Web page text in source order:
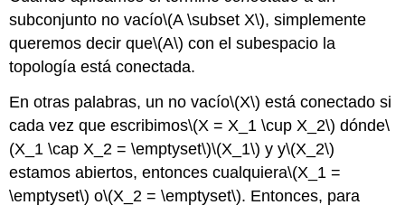
subconjunto no vacío\(A \subset X\), simplemente
queremos decir que\(A\) con el subespacio la
topología está conectada.
En otras palabras, un no vacío\(X\) está conectado si
cada vez que escribimos\(X = X_1 \cup X_2\) dónde\
(X_1 \cap X_2 = \emptyset\)\(X_1\) y y\(X_2\)
estamos abiertos, entonces cualquiera\(X_1 =
\emptyset\) o\(X_2 = \emptyset\). Entonces, para